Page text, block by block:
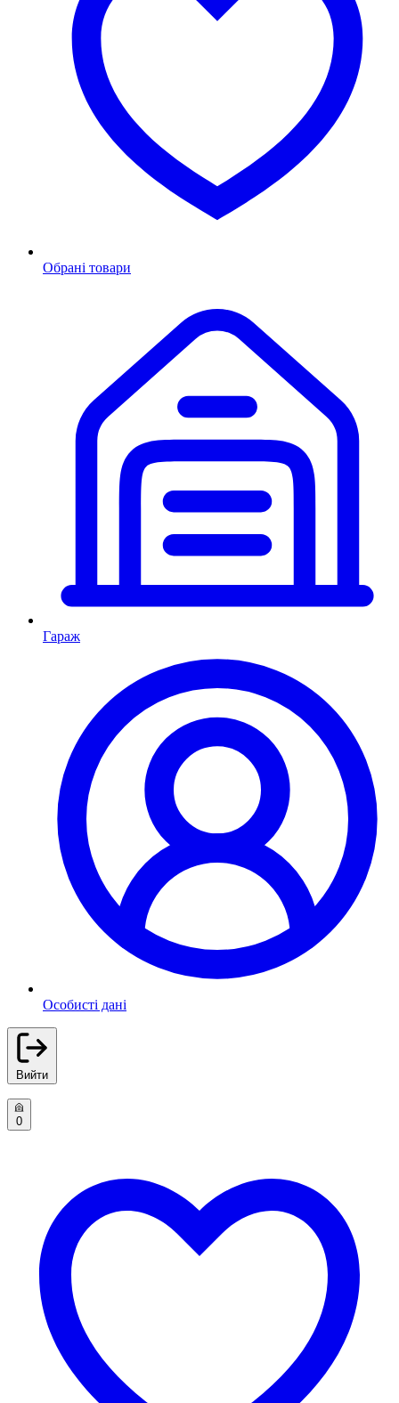
Обрані товари
Гараж
Особисті дані
Вийти
0